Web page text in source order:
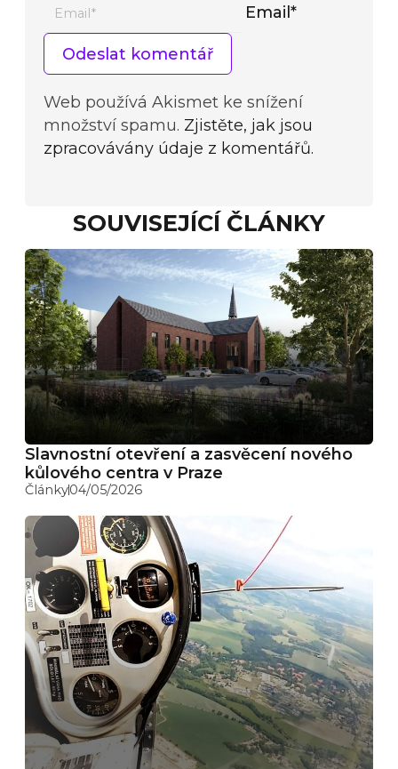
Email*
Web používá Akismet ke snížení
množství spamu. Zjistěte, jak jsou
zpracovávány údaje z komentářů.
SOUVISEJÍCÍ ČLÁNKY
Slavnostní otevření a zasvěcení nového
kůlového centra v Praze
Články04/05/2026